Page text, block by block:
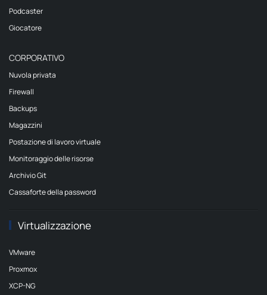
Podcaster
Giocatore
CORPORATIVO
Nuvola privata
Firewall
Backups
Magazzini
Postazione di lavoro virtuale
Monitoraggio delle risorse
Archivio Git
Cassaforte della password
Virtualizzazione
VMware
Proxmox
XCP-NG